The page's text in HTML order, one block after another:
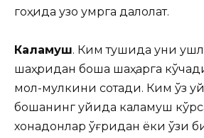
гоҳида узоқ умрга далолат.
Каламуш. Ким тушида уни
шаҳридан бошқа шаҳарга
мол-мулкини сотади. Ким ўз
бошқанинг уйида каламуш
хонадонлар ўғридан ёки ўзи